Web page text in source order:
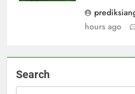
hours ago
Search